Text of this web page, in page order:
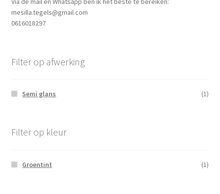
mesilla.tegels@gmail.com
0616018297
Filter op afwerking
Semi glans (1)
Filter op kleur
Groentint (1)